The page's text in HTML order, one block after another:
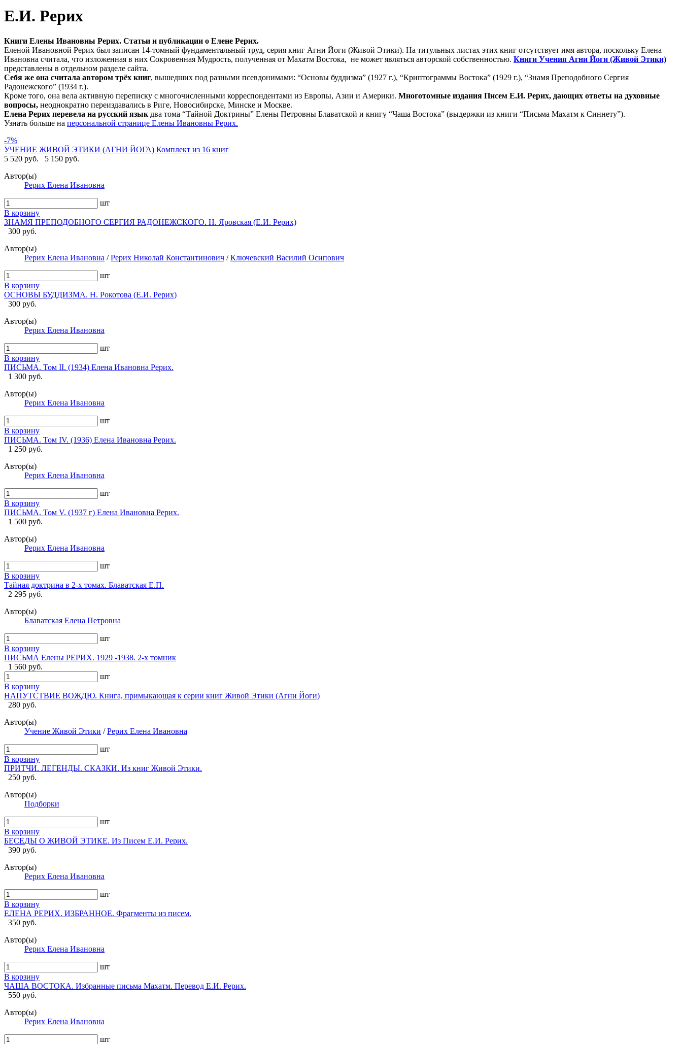
Е.И. Рерих
Книги Елены Ивановны Рерих. Статьи и публикации о Елене Рерих.
Еленой Ивановной Рерих был записан 14-томный фундаментальный труд, серия книг Агни Йоги (Живой Этики). На титульных листах этих книг отсутствует имя автора, поскольку Елена
Ивановна считала, что изложенная в них Сокровенная Мудрость, полученная от Махатм Востока, не может являться авторской собственностью. Книги Учения Агни Йоги (Живой Этики)
представлены в отдельном разделе сайта.
Себя же она считала автором трёх книг, вышедших под разными псевдонимами: “Основы буддизма” (1927 г.), “Криптограммы Востока” (1929 г.), “Знамя Преподобного Сергия
Радонежского” (1934 г.).
Кроме того, она вела активную переписку с многочисленными корреспондентами из Европы, Азии и Америки. Многотомные издания Писем Е.И. Рерих, дающих ответы на духовные
вопросы, неоднократно переиздавались в Риге, Новосибирске, Минске и Москве.
Елена Рерих перевела на русский язык два тома “Тайной Доктрины” Елены Петровны Блаватской и книгу “Чаша Востока” (выдержки из книги “Письма Махатм к Синнету”).
Узнать больше на персональной странице Елены Ивановны Рерих.
-7%
УЧЕНИЕ ЖИВОЙ ЭТИКИ (АГНИ ЙОГА) Комплект из 16 книг
5 520 руб.
5 150 руб.
Автор(ы)
Рерих Елена Ивановна
шт
В корзину
ЗНАМЯ ПРЕПОДОБНОГО СЕРГИЯ РАДОНЕЖСКОГО. Н. Яровская (Е.И. Рерих)
300 руб.
Автор(ы)
Рерих Елена Ивановна /Рерих Николай Константинович /Ключевский Василий Осипович
шт
В корзину
ОСНОВЫ БУДДИЗМА. Н. Рокотова (Е.И. Рерих)
300 руб.
Автор(ы)
Рерих Елена Ивановна
шт
В корзину
ПИСЬМА. Том II. (1934) Елена Ивановна Рерих.
1 300 руб.
Автор(ы)
Рерих Елена Ивановна
шт
В корзину
ПИСЬМА. Том IV. (1936) Елена Ивановна Рерих.
1 250 руб.
Автор(ы)
Рерих Елена Ивановна
шт
В корзину
ПИСЬМА. Том V. (1937 г) Елена Ивановна Рерих.
1 500 руб.
Автор(ы)
Рерих Елена Ивановна
шт
В корзину
Тайная доктрина в 2-х томах. Блаватская Е.П.
2 295 руб.
Автор(ы)
Блаватская Елена Петровна
шт
В корзину
ПИСЬМА Елены РЕРИХ. 1929 -1938. 2-х томник
1 560 руб.
шт
В корзину
НАПУТСТВИЕ ВОЖДЮ. Книга, примыкающая к серии книг Живой Этики (Агни Йоги)
280 руб.
Автор(ы)
Учение Живой Этики /Рерих Елена Ивановна
шт
В корзину
ПРИТЧИ. ЛЕГЕНДЫ. СКАЗКИ. Из книг Живой Этики.
250 руб.
Автор(ы)
Подборки
шт
В корзину
БЕСЕДЫ О ЖИВОЙ ЭТИКЕ. Из Писем Е.И. Рерих.
390 руб.
Автор(ы)
Рерих Елена Ивановна
шт
В корзину
ЕЛЕНА РЕРИХ. ИЗБРАННОЕ. Фрагменты из писем.
350 руб.
Автор(ы)
Рерих Елена Ивановна
шт
В корзину
ЧАША ВОСТОКА. Избранные письма Махатм. Перевод Е.И. Рерих.
550 руб.
Автор(ы)
Рерих Елена Ивановна
шт